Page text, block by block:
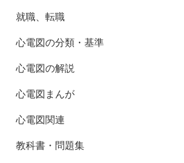
就職、転職
心電図の分類・基準
心電図の解説
心電図まんが
心電図関連
教科書・問題集